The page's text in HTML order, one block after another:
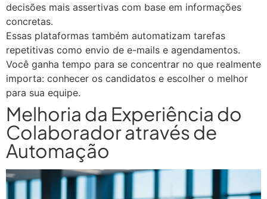
decisões mais assertivas com base em informações
concretas.
Essas plataformas também automatizam tarefas
repetitivas como envio de e-mails e agendamentos.
Você ganha tempo para se concentrar no que realmente
importa: conhecer os candidatos e escolher o melhor
para sua equipe.
Melhoria da Experiência do
Colaborador através de
Automação